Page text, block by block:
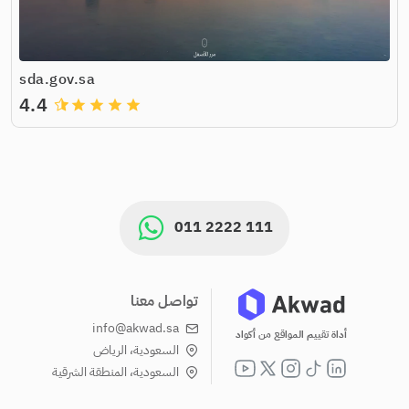
sda.gov.sa
grade
grade
grade
grade
4.4
011 2222 111
أداة تقييم المواقع من أكواد
تواصل معنا
info@akwad.sa
السعودية، الرياض
السعودية، المنطقة الشرقية